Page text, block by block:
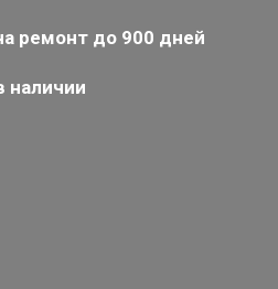
ремонт до 900 дней
наличии